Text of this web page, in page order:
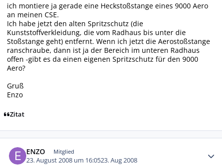
ich montiere ja gerade eine Heckstoßstange eines 9000 Aero
an meinen CSE.
Ich habe jetzt den alten Spritzschutz (die
Kunststoffverkleidung, die vom Radhaus bis unter die
Stoßstange geht) entfernt. Wenn ich jetzt die Aerostoßstange
ranschraube, dann ist ja der Bereich im unteren Radhaus
offen -gibt es da einen eigenen Spritzschutz für den 9000
Aero?
Gruß
Enzo
Zitat
ENZO Mitglied
23. August 2008 um 16:0523. Aug 2008